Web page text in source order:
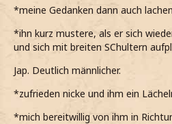
*meine Gedanken dann auch
*ihn kurz mustere, als er sich
und sich mit breiten SChultern
Jap. Deutlich männlicher.
*zufrieden nicke und ihm ein
*mich bereitwillig von ihm in